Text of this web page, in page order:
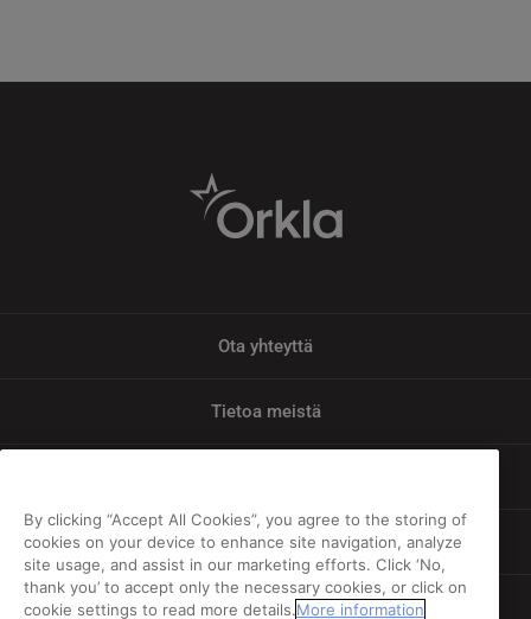
Ota yhteyttä
Tietoa meistä
Vastuu
Evästeiden ja henkilötietojen käyttö
By clicking “Accept All Cookies”, you agree to the storing of
cookies on your device to enhance site navigation, analyze
site usage, and assist in our marketing efforts. Click ‘No,
thank you’ to accept only the necessary cookies, or click on
cookie settings to read more details.More information